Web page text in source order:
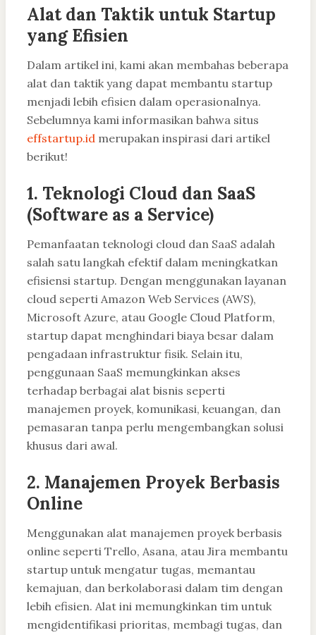
Alat dan Taktik untuk Startup
yang Efisien
Dalam artikel ini, kami akan membahas beberapa
alat dan taktik yang dapat membantu startup
menjadi lebih efisien dalam operasionalnya.
Sebelumnya kami informasikan bahwa situs
effstartup.id merupakan inspirasi dari artikel
berikut!
1. Teknologi Cloud dan SaaS
(Software as a Service)
Pemanfaatan teknologi cloud dan SaaS adalah
salah satu langkah efektif dalam meningkatkan
efisiensi startup. Dengan menggunakan layanan
cloud seperti Amazon Web Services (AWS),
Microsoft Azure, atau Google Cloud Platform,
startup dapat menghindari biaya besar dalam
pengadaan infrastruktur fisik. Selain itu,
penggunaan SaaS memungkinkan akses
terhadap berbagai alat bisnis seperti
manajemen proyek, komunikasi, keuangan, dan
pemasaran tanpa perlu mengembangkan solusi
khusus dari awal.
2. Manajemen Proyek Berbasis
Online
Menggunakan alat manajemen proyek berbasis
online seperti Trello, Asana, atau Jira membantu
startup untuk mengatur tugas, memantau
kemajuan, dan berkolaborasi dalam tim dengan
lebih efisien. Alat ini memungkinkan tim untuk
mengidentifikasi prioritas, membagi tugas, dan